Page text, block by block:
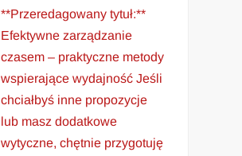
**Przeredagowany tytuł:**
Efektywne zarządzanie
czasem – praktyczne metody
wspierające wydajność Jeśli
chciałbyś inne propozycje
lub masz dodatkowe
wytyczne, chętnie przygotuję